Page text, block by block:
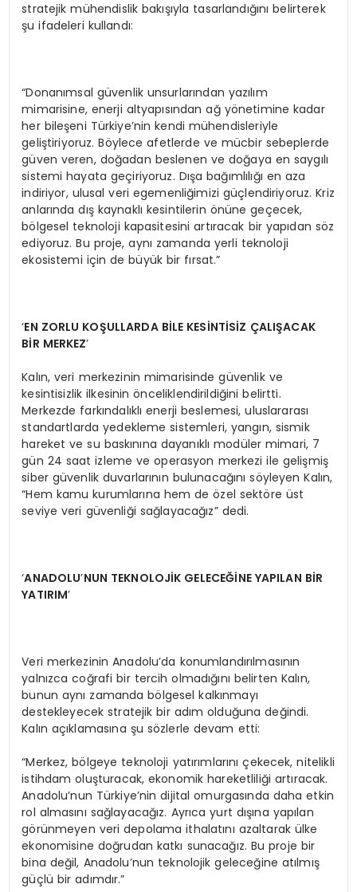
stratejik mühendislik bakışıyla tasarlandığını belirterek
şu ifadeleri kullandı:
“Donanımsal güvenlik unsurlarından yazılım
mimarisine, enerji altyapısından ağ yönetimine kadar
her bileşeni Türkiye’nin kendi mühendisleriyle
geliştiriyoruz. Böylece afetlerde ve mücbir sebeplerde
güven veren, doğadan beslenen ve doğaya en saygılı
sistemi hayata geçiriyoruz. Dışa bağımlılığı en aza
indiriyor, ulusal veri egemenliğimizi güçlendiriyoruz. Kriz
anlarında dış kaynaklı kesintilerin önüne geçecek,
bölgesel teknoloji kapasitesini artıracak bir yapıdan söz
ediyoruz. Bu proje, aynı zamanda yerli teknoloji
ekosistemi için de büyük bir fırsat.”
‘EN ZORLU KOŞULLARDA BİLE KESİNTİSİZ ÇALIŞACAK
BİR MERKEZ’
Kalın, veri merkezinin mimarisinde güvenlik ve
kesintisizlik ilkesinin önceliklendirildiğini belirtti.
Merkezde farkındalıklı enerji beslemesi, uluslararası
standartlarda yedekleme sistemleri, yangın, sismik
hareket ve su baskınına dayanıklı modüler mimari, 7
gün 24 saat izleme ve operasyon merkezi ile gelişmiş
siber güvenlik duvarlarının bulunacağını söyleyen Kalın,
“Hem kamu kurumlarına hem de özel sektöre üst
seviye veri güvenliği sağlayacağız” dedi.
‘ANADOLU’NUN TEKNOLOJİK GELECEĞİNE YAPILAN BİR
YATIRIM’
Veri merkezinin Anadolu’da konumlandırılmasının
yalnızca coğrafi bir tercih olmadığını belirten Kalın,
bunun aynı zamanda bölgesel kalkınmayı
destekleyecek stratejik bir adım olduğuna değindi.
Kalın açıklamasına şu sözlerle devam etti:
“Merkez, bölgeye teknoloji yatırımlarını çekecek, nitelikli
istihdam oluşturacak, ekonomik hareketliliği artıracak.
Anadolu’nun Türkiye’nin dijital omurgasında daha etkin
rol almasını sağlayacağız. Ayrıca yurt dışına yapılan
görünmeyen veri depolama ithalatını azaltarak ülke
ekonomisine doğrudan katkı sunacağız. Bu proje bir
bina değil, Anadolu’nun teknolojik geleceğine atılmış
güçlü bir adımdır.”